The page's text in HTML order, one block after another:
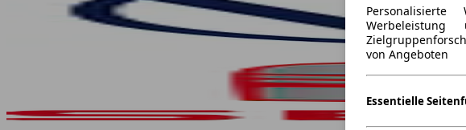
von Angeboten
Essentielle